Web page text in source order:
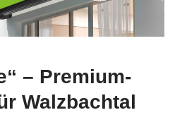
– Premium-
Walzbachtal